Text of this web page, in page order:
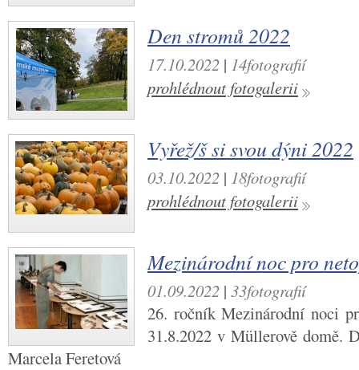
Den stromů 2022
17.10.2022 | 14fotografií
prohlédnout fotogalerii
Vyřež/š si svou dýni 2022
03.10.2022 | 18fotografií
prohlédnout fotogalerii
Mezinárodní noc pro
01.09.2022 | 33fotografií
26. ročník Mezinárodní noci
31.8.2022 v Müllerově domě.
Marcela Feretová